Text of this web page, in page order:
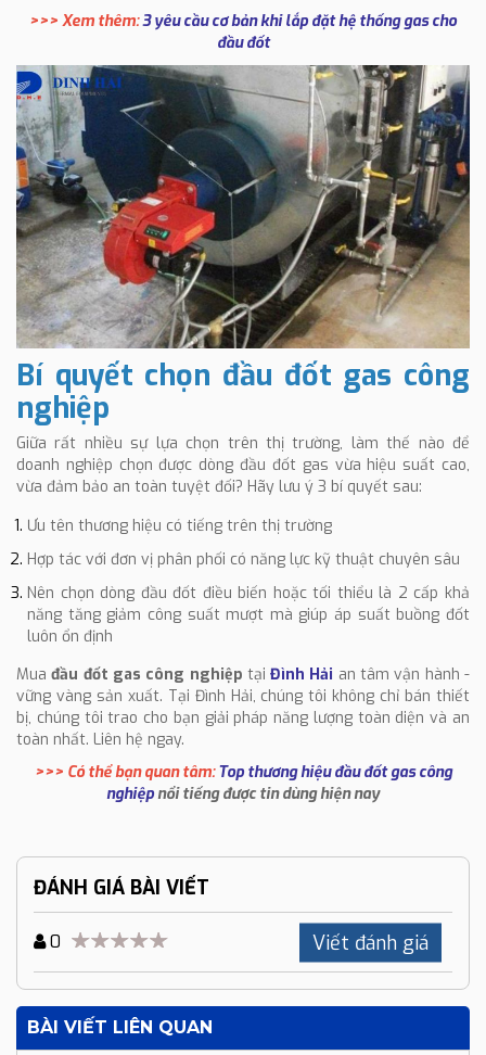
>>> Xem thêm:3 yêu cầu cơ bản khi lắp đặt hệ thống gas cho
đầu đốt
Bí quyết chọn đầu đốt gas công
nghiệp
Giữa rất nhiều sự lựa chọn trên thị trường, làm thế nào để
doanh nghiệp chọn được dòng đầu đốt gas vừa hiệu suất cao,
vừa đảm bảo an toàn tuyệt đối? Hãy lưu ý 3 bí quyết sau:
Ưu tên thương hiệu có tiếng trên thị trường
Hợp tác với đơn vị phân phối có năng lực kỹ thuật chuyên sâu
Nên chọn dòng đầu đốt điều biến hoặc tối thiểu là 2 cấp khả
năng tăng giảm công suất mượt mà giúp áp suất buồng đốt
luôn ổn định
Muađầu đốt gas công nghiệp tạiĐình Hải an tâm vận hành -
vững vàng sản xuất. Tại Đình Hải, chúng tôi không chỉ bán thiết
bị, chúng tôi trao cho bạn giải pháp năng lượng toàn diện và an
toàn nhất. Liên hệ ngay.
>>> Có thể bạn quan tâm: Top thương hiệu đầu đốt gas công
nghiệpnổi tiếng được tin dùng hiện nay
ĐÁNH GIÁ BÀI VIẾT
0 Viết đánh giá
BÀI VIẾT LIÊN QUAN